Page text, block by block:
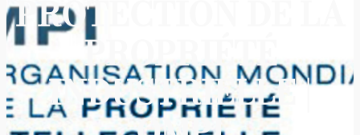
PROTECTION DE LA
PROPRIÉTÉ
INDUSTRIELLE |